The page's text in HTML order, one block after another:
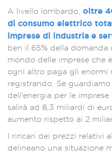
A livello lombardo, oltre
di consumo elettrico
imprese di industria e
ben il 65% della domanda
mondo delle imprese che
ogni altro paga gli enormi
registrando. Se
dell’energia per le
salirà ad 8,3 miliardi di
aumento rispetto ai 2
I rincari dei prezzi relativi
delineano una situazione